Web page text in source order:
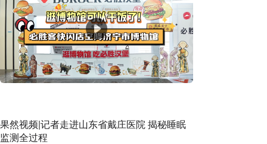
果然视频|记者走进山东省戴庄医院 揭秘睡眠
监测全过程